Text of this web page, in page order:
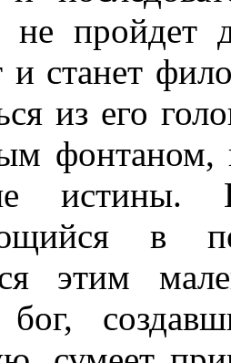
не пройдет
и станет
из его
фонтаном,
истины.
в
этим
бог,